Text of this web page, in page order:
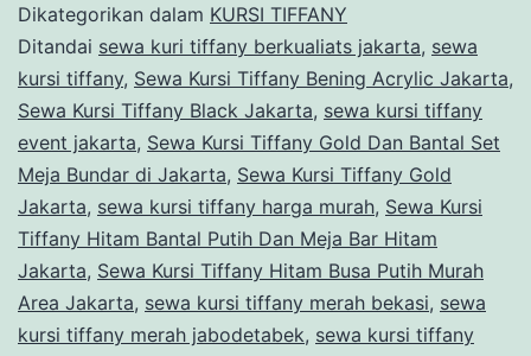
Dikategorikan dalam KURSI TIFFANY
Ditandai sewa kuri tiffany berkualiats jakarta, sewa
kursi tiffany, Sewa Kursi Tiffany Bening Acrylic Jakarta,
Sewa Kursi Tiffany Black Jakarta, sewa kursi tiffany
event jakarta, Sewa Kursi Tiffany Gold Dan Bantal Set
Meja Bundar di Jakarta, Sewa Kursi Tiffany Gold
Jakarta, sewa kursi tiffany harga murah, Sewa Kursi
Tiffany Hitam Bantal Putih Dan Meja Bar Hitam
Jakarta, Sewa Kursi Tiffany Hitam Busa Putih Murah
Area Jakarta, sewa kursi tiffany merah bekasi, sewa
kursi tiffany merah jabodetabek, sewa kursi tiffany